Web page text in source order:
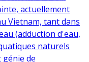
actuellement
Vietnam, tant dans
(adduction d'eau,
naturels
de